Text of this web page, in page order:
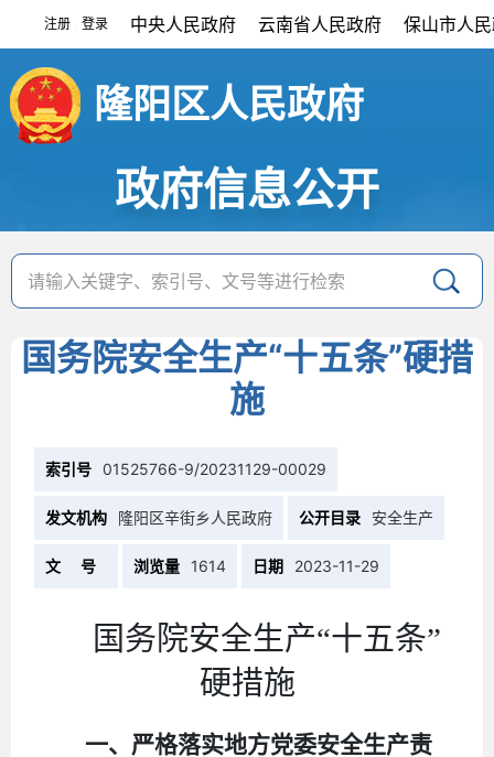
注册 登录 中央人民政府 云南省人民政府 保山市人
隆阳区人民政府
政府信息公开
国务院安全生产“十五条”硬措
施
索引号 01525766-9/20231129-00029
发文机构 隆阳区辛街乡人民政府 公开目录 安全生产
文 号 浏览量 1614 日期 2023-11-29
国务院安全生产“十五条”
硬措施
一、严格落实地方党委安全生产责